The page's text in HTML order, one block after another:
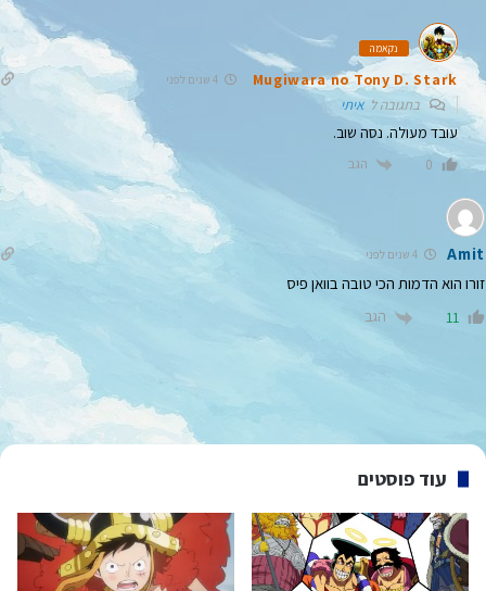
נקאמה
Mugiwara no Tony D. Stark 4 שנים לפני
בתגובה לאיתי
עובד מעולה. נסה שוב.
0 הגב
Amit
זורו הוא הדמות הכי טובה בוואן פיס
11 הגב
עוד פוסטים